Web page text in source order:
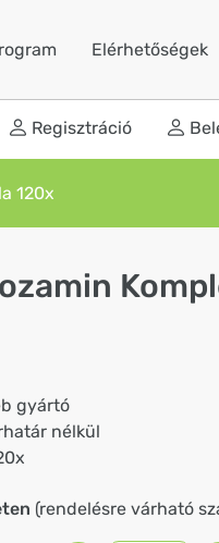
Elérhetőségek
Regisztráció
120x
gyártó
nélkül
(rendelésre várható